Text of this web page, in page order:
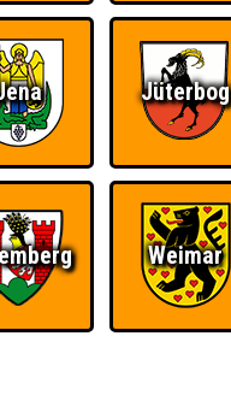
Jüterbog
Weimar